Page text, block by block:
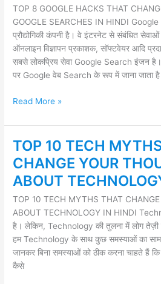
TOP 8 GOOGLE HACKS THAT
GOOGLE SEARCHES IN HINDI Google
प्रौद्योगिकी कंपनी है। वे इंटरनेट से संबंधित
ऑनलाइन विज्ञापन प्रकाशक, सॉफ्टवेयर आदि
सबसे लोकप्रिय सेवा Google Search इंजन
पर Google वेब Search के रूप में जाना जाता है
THAT
CHANGE
YOUR
PROCESS
OF
GOOGLE
IN
Read More »
TOP 10 TECH
CHANGE YOUR
ABOUT
TOP 10 TECH MYTHS THAT
ABOUT TECHNOLOGY IN HINDI
है। लेकिन, Technology की तुलना में लोग
हम Technology के साथ कुछ समस्याओं का
जानकर बिना समस्याओं को ठीक करना चाहते हैं
कैसे
TOP
10
TECH
MYTHS
THAT
CHANGE
YOUR
THOUGHTS
ABOUT
TECHNOLOGY